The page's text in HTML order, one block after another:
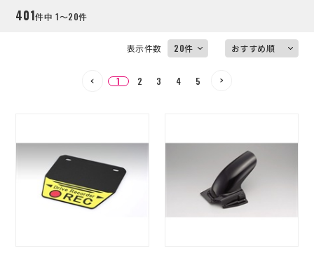
ブランドから探す
コーポレートサイト
古物営業法に基づく表示/保険勧誘
401件中 1～20件
表示件数
1 2 3 4 5